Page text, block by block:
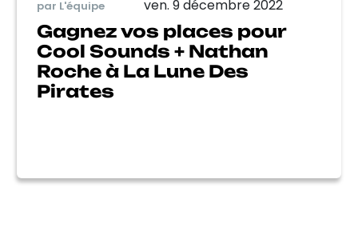
par L'équipe ven. 9 décembre 2022
Gagnez vos places pour
Cool Sounds + Nathan
Roche à La Lune Des
Pirates